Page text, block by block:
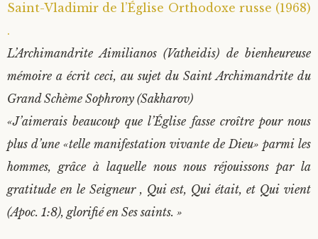
Saint-Vladimir de l’Église Orthodoxe russe (1968)
.
L’Archimandrite Aimilianos (Vatheidis) de bienheureuse
mémoire a écrit ceci, au sujet du Saint Archimandrite du
Grand Schème Sophrony (Sakharov)
«J’aimerais beaucoup que l’Église fasse croître pour nous
plus d’une «telle manifestation vivante de Dieu» parmi les
hommes, grâce à laquelle nous nous réjouissons par la
gratitude en le Seigneur , Qui est, Qui était, et Qui vient
(Apoc. 1:8), glorifié en Ses saints. »